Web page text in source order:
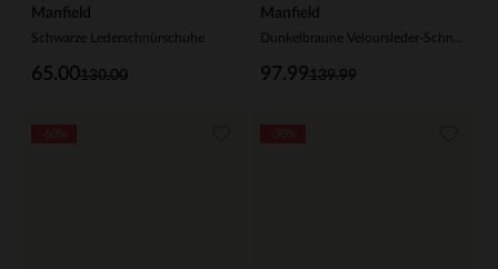
Manfield
Schwarze Lederschnürschuhe
130.00
65.00
Manfield
139.99
97.99